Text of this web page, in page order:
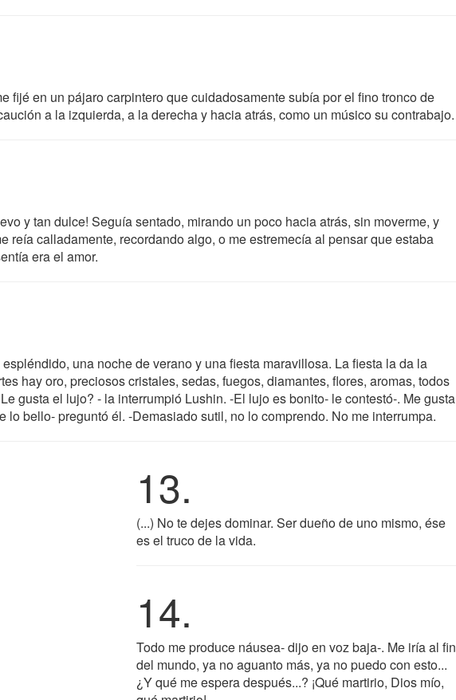
fijé en un pájaro carpintero que cuidadosamente subía por el fino tronco de
a la izquierda, a la derecha y hacia atrás, como un músico su contrabajo.
y tan dulce! Seguía sentado, mirando un poco hacia atrás, sin moverme, y
reía calladamente, recordando algo, o me estremecía al pensar que estaba
era el amor.
una noche de verano y una fiesta maravillosa. La fiesta la da la
hay oro, preciosos cristales, sedas, fuegos, diamantes, flores, aromas, todos
gusta el lujo? - la interrumpió Lushin. -El lujo es bonito- le contestó-. Me gusta
lo bello- preguntó él. -Demasiado sutil, no lo comprendo. No me interrumpa.
13.
(...) No te dejes dominar. Ser dueño de uno mismo, ése
es el truco de la vida.
14.
Todo me produce náusea- dijo en voz baja-. Me iría al fin
del mundo, ya no aguanto más, ya no puedo con esto...
¿Y qué me espera después...? ¡Qué martirio, Dios mío,